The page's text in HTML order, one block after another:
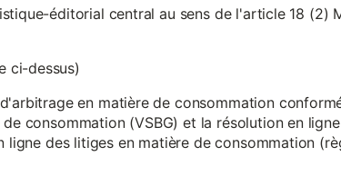
éditorial central au sens de l'article 18 (2)
ci-dessus)
en matière de consommation
consommation (VSBG) et la résolution en
ligne des litiges en matière de consommation